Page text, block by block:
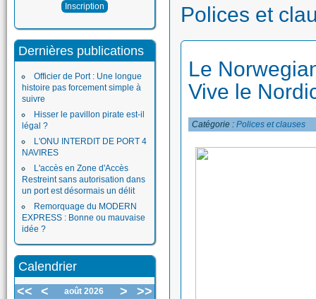
Dernières publications
Officier de Port : Une longue
histoire pas forcement simple à
suivre
Hisser le pavillon pirate est-il
légal ?
L'ONU INTERDIT DE PORT 4
NAVIRES
L'accès en Zone d'Accès
Restreint sans autorisation dans
un port est désormais un délit
Remorquage du MODERN
EXPRESS : Bonne ou mauvaise
idée ?
Calendrier
<<
< août 2026 > >>
Polices et
Le
Vive le
Catégorie :Polices et clauses